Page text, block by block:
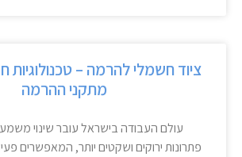
ציוד חשמלי להרמה – טכנולוגיות
מתקני ההרמה
עולם העבודה בישראל עובר שינוי
פתרונות ירוקים ושקטים יותר, המאפשרים